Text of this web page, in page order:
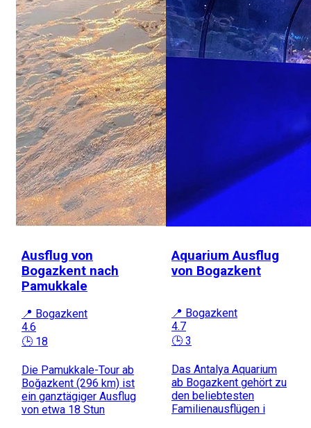
Ausflug von
Bogazkent nach
Pamukkale
📍 Bogazkent
4.6
🕒 18
Die Pamukkale-Tour ab
Boğazkent (296 km) ist
ein ganztägiger Ausflug
von etwa 18 Stun
Aquarium Ausflug
von Bogazkent
📍 Bogazkent
4.7
🕒 3
Das Antalya Aquarium
ab Bogazkent gehört zu
den beliebtesten
Familienausflügen i